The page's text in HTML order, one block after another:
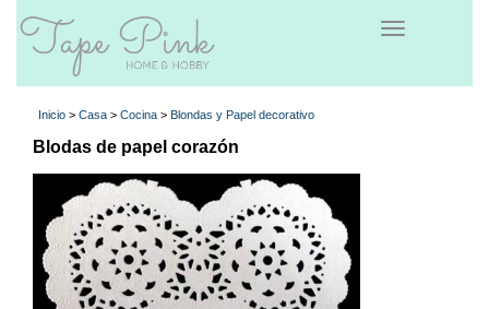
Inicio > Casa > Cocina > Blondas y Papel decorativo
Blodas de papel corazón